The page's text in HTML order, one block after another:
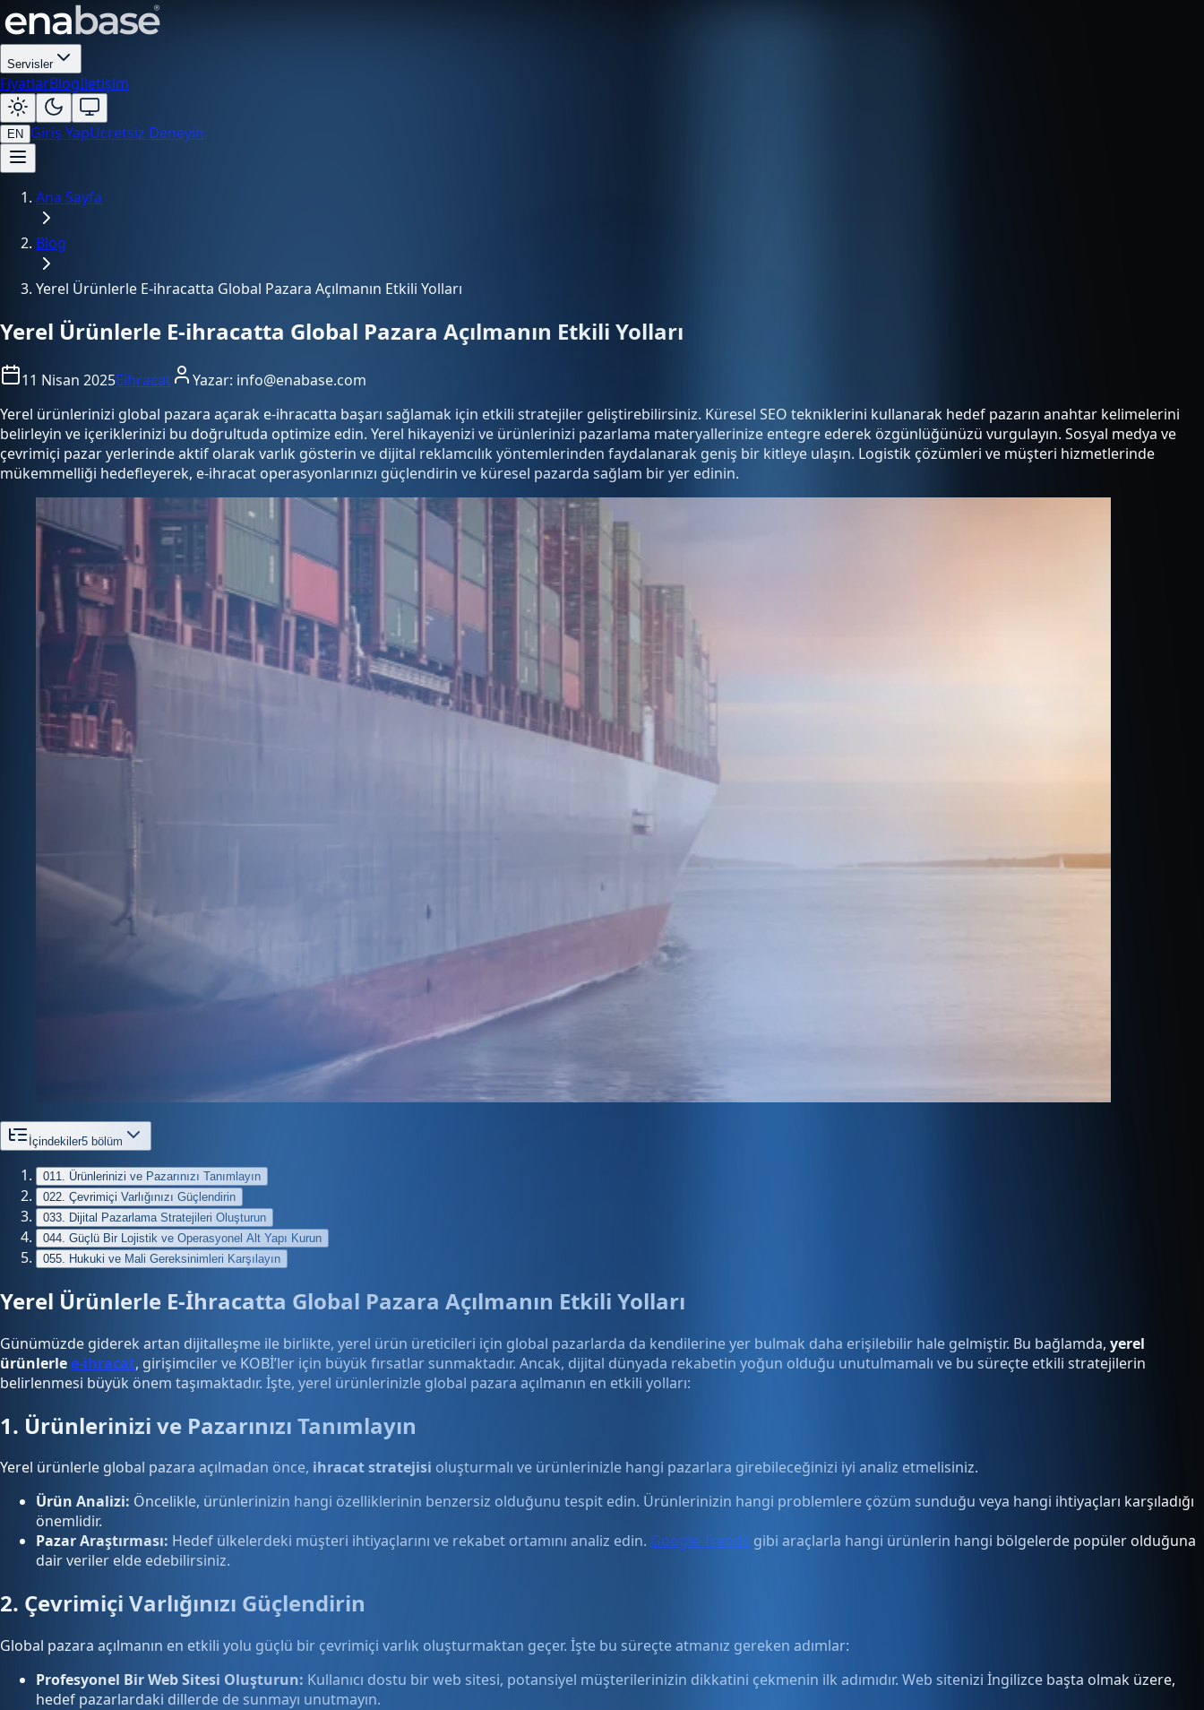
Servisler
FiyatlarBlogİletişim
EN Giriş YapÜcretsiz Deneyin
Ana Sayfa
Blog
Yerel Ürünlerle E-ihracatta Global Pazara Açılmanın Etkili Yolları
Yerel Ürünlerle E-ihracatta Global Pazara Açılmanın Etkili Yolları
11 Nisan 2025Eihracat Yazar: info@enabase.com
Yerel ürünlerinizi global pazara açarak e-ihracatta başarı sağlamak için etkili stratejiler geliştirebilirsiniz. Küresel SEO tekniklerini kullanarak hedef pazarın anahtar kelimelerini
belirleyin ve içeriklerinizi bu doğrultuda optimize edin. Yerel hikayenizi ve ürünlerinizi pazarlama materyallerinize entegre ederek özgünlüğünüzü vurgulayın. Sosyal medya ve
çevrimiçi pazar yerlerinde aktif olarak varlık gösterin ve dijital reklamcılık yöntemlerinden faydalanarak geniş bir kitleye ulaşın. Logistik çözümleri ve müşteri hizmetlerinde
mükemmelliği hedefleyerek, e-ihracat operasyonlarınızı güçlendirin ve küresel pazarda sağlam bir yer edinin.
İçindekiler5 bölüm
01 1. Ürünlerinizi ve Pazarınızı Tanımlayın
022. Çevrimiçi Varlığınızı Güçlendirin
033. Dijital Pazarlama Stratejileri Oluşturun
044. Güçlü Bir Lojistik ve Operasyonel Alt Yapı Kurun
055. Hukuki ve Mali Gereksinimleri Karşılayın
Yerel Ürünlerle E-İhracatta Global Pazara Açılmanın Etkili Yolları
Günümüzde giderek artan dijitalleşme ile birlikte, yerel ürün üreticileri için global pazarlarda da kendilerine yer bulmak daha erişilebilir hale gelmiştir. Bu bağlamda, yerel
ürünlerlee-ihracat, girişimciler ve KOBİ’ler için büyük fırsatlar sunmaktadır. Ancak, dijital dünyada rekabetin yoğun olduğu unutulmamalı ve bu süreçte etkili stratejilerin
belirlenmesi büyük önem taşımaktadır. İşte, yerel ürünlerinizle global pazara açılmanın en etkili yolları:
1. Ürünlerinizi ve Pazarınızı Tanımlayın
Yerel ürünlerle global pazara açılmadan önce, ihracat stratejisi oluşturmalı ve ürünlerinizle hangi pazarlara girebileceğinizi iyi analiz etmelisiniz.
Ürün Analizi: Öncelikle, ürünlerinizin hangi özelliklerinin benzersiz olduğunu tespit edin. Ürünlerinizin hangi problemlere çözüm sunduğu veya hangi ihtiyaçları karşıladığı
önemlidir.
Pazar Araştırması: Hedef ülkelerdeki müşteri ihtiyaçlarını ve rekabet ortamını analiz edin. Google Trends gibi araçlarla hangi ürünlerin hangi bölgelerde popüler olduğuna
dair veriler elde edebilirsiniz.
2. Çevrimiçi Varlığınızı Güçlendirin
Global pazara açılmanın en etkili yolu güçlü bir çevrimiçi varlık oluşturmaktan geçer. İşte bu süreçte atmanız gereken adımlar:
Profesyonel Bir Web Sitesi Oluşturun: Kullanıcı dostu bir web sitesi, potansiyel müşterilerinizin dikkatini çekmenin ilk adımıdır. Web sitenizi İngilizce başta olmak üzere,
hedef pazarlardaki dillerde de sunmayı unutmayın.